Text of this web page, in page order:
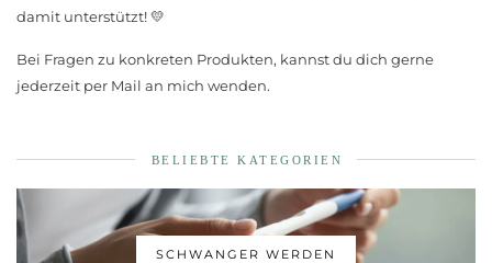
damit unterstützt! 💛
Bei Fragen zu konkreten Produkten, kannst du dich gerne
jederzeit per Mail an mich wenden.
BELIEBTE KATEGORIEN
SCHWANGER WERDEN